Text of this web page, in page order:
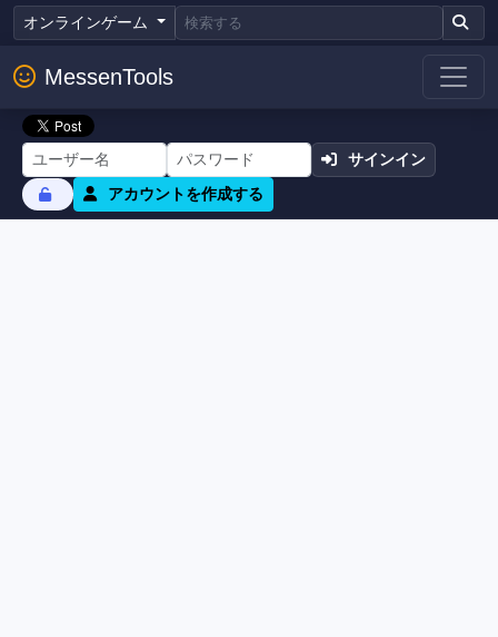
オンラインゲーム
MessenTools
サインイン
アカウントを作成する